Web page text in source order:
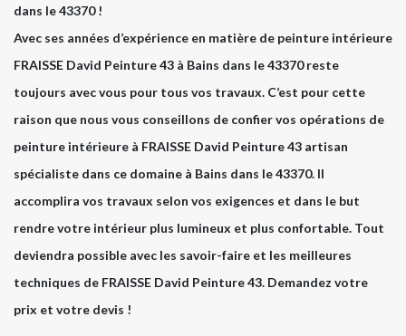
dans le 43370 !
Avec ses années d’expérience en matière de peinture intérieure
FRAISSE David Peinture 43 à Bains dans le 43370 reste
toujours avec vous pour tous vos travaux. C’est pour cette
raison que nous vous conseillons de confier vos opérations de
peinture intérieure à FRAISSE David Peinture 43 artisan
spécialiste dans ce domaine à Bains dans le 43370. Il
accomplira vos travaux selon vos exigences et dans le but
rendre votre intérieur plus lumineux et plus confortable. Tout
deviendra possible avec les savoir-faire et les meilleures
techniques de FRAISSE David Peinture 43. Demandez votre
prix et votre devis !